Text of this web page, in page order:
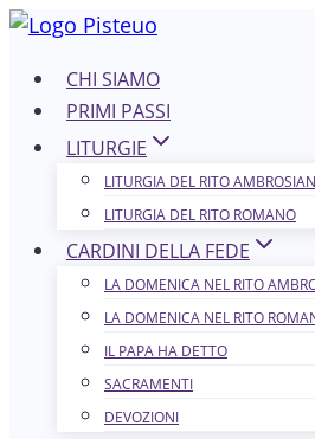
Salta
contenutoCHI SIAMO
PRIMI PASSI
LITURGIE
LITURGIA DEL RITO
LITURGIA DEL RITO ROMANO
CARDINI DELLA FEDE
LA DOMENICA NEL R​​​​​​ITO
LA DOMENICA NEL RITO
IL PAPA HA DETTO
SACRAMENTI
DEVOZIONI